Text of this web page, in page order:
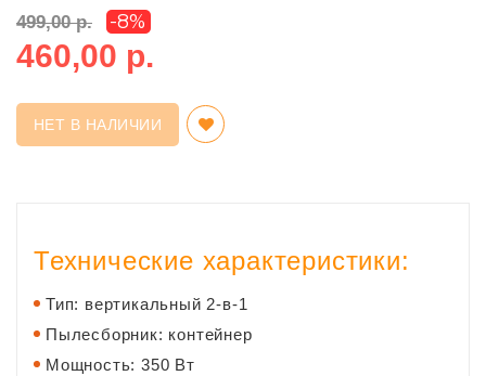
499,00 р. -8%
460,00 р.
НЕТ В НАЛИЧИИ
Технические характеристики:
Тип: вертикальный 2-в-1
Пылесборник: контейнер
Мощность: 350 Вт